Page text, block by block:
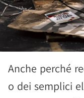
Anche perché
o dei semplici